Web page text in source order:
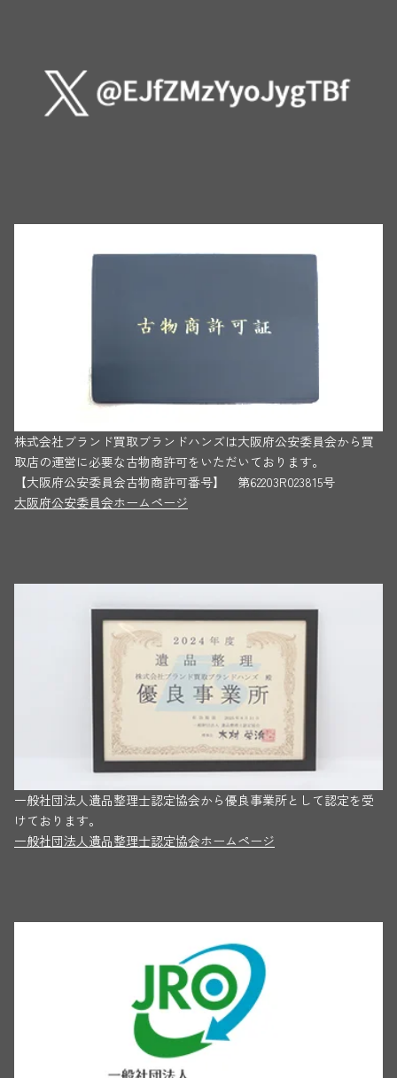
株式会社ブランド買取ブランドハンズは大阪府公安委員会から買
取店の運営に必要な古物商許可をいただいております。
【大阪府公安委員会古物商許可番号】 第62203R023815号
大阪府公安委員会ホームページ
一般社団法人遺品整理士認定協会から優良事業所として認定を受
けております。
一般社団法人遺品整理士認定協会ホームページ